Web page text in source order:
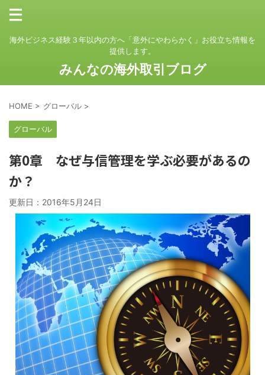
海外ビジネス経験３年以内の方へ「意外にやわらかく」お役立ち情報を
提供します。
みんなの海外取引ブログ
HOME > グローバル >
グローバル
第0章 なぜ与信管理を学ぶ必要があるの
か？
更新日： 2016年5月24日